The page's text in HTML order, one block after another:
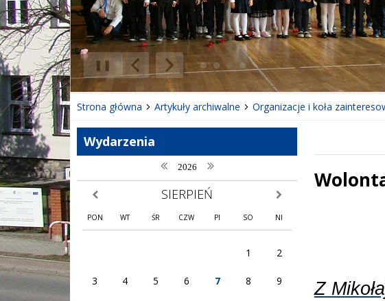
Poprzedni Element
Następny Element
❚❚
Strona główna Artykuły archiwalne Organizacje i koła
Wydarzenia
poprzedni rok
2026 następny rok
poprzedni miesiąc SIERPIEŃ następny miesiąc
PON WT ŚR CZW PI SO NI
1 2
3 4 5 6 7 8 9
Z